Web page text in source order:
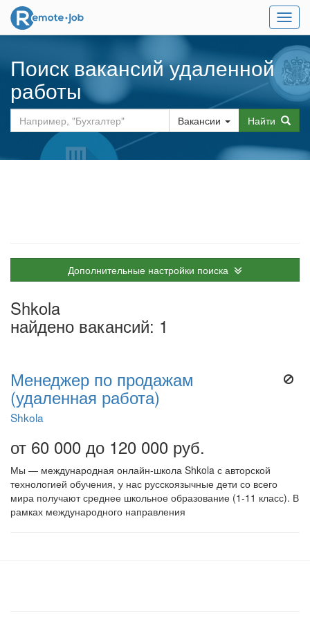
Меню
Поиск вакансий удаленной
работы
Вакансии Найти
Дополнительные настройки поиска
Shkola
найдено вакансий: 1
Менеджер по продажам
(удаленная работа)
Shkola
от 60 000 до 120 000 руб.
Мы — международная онлайн-школа Shkola с авторской
технологией обучения, у нас русскоязычные дети со всего
мира получают среднее школьное образование (1-11 класс). В
рамках международного направления